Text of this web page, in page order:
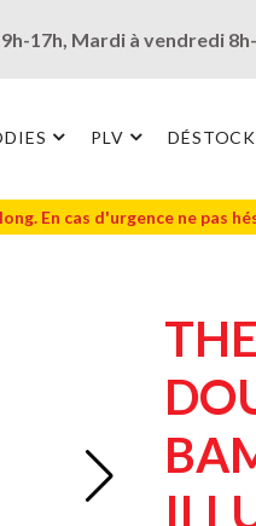
17h, Mardi à vendredi
PLV
En cas d'urgence ne pas